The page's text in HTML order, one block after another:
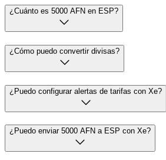
¿Cuánto es 5000 AFN en ESP?
¿Cómo puedo convertir divisas?
¿Puedo configurar alertas de tarifas con Xe?
¿Puedo enviar 5000 AFN a ESP con Xe?